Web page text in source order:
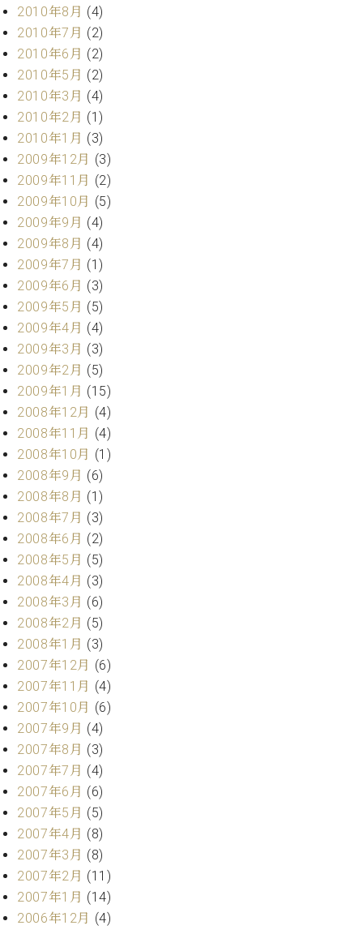
2010年8月 (4)
2010年7月 (2)
2010年6月 (2)
2010年5月 (2)
2010年3月 (4)
2010年2月 (1)
2010年1月 (3)
2009年12月 (3)
2009年11月 (2)
2009年10月 (5)
2009年9月 (4)
2009年8月 (4)
2009年7月 (1)
2009年6月 (3)
2009年5月 (5)
2009年4月 (4)
2009年3月 (3)
2009年2月 (5)
2009年1月 (15)
2008年12月 (4)
2008年11月 (4)
2008年10月 (1)
2008年9月 (6)
2008年8月 (1)
2008年7月 (3)
2008年6月 (2)
2008年5月 (5)
2008年4月 (3)
2008年3月 (6)
2008年2月 (5)
2008年1月 (3)
2007年12月 (6)
2007年11月 (4)
2007年10月 (6)
2007年9月 (4)
2007年8月 (3)
2007年7月 (4)
2007年6月 (6)
2007年5月 (5)
2007年4月 (8)
2007年3月 (8)
2007年2月 (11)
2007年1月 (14)
2006年12月 (4)